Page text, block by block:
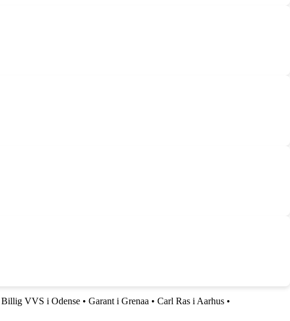
Billig VVS i Odense • Garant i Grenaa • Carl Ras i Aarhus •